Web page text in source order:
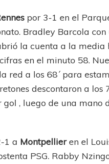
por 3-1 en el
Bradley Barcola
la cuenta a la
en el minuto 58.
red a los 68´ para
descontaron a los
, luego de una mano
1 a Montpellieren el
PSG. Rabby